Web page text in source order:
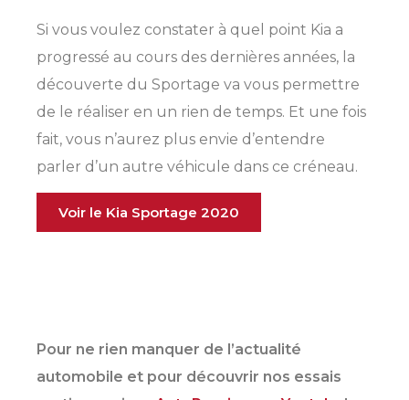
Si vous voulez constater à quel point Kia a
progressé au cours des dernières années, la
découverte du Sportage va vous permettre
de le réaliser en un rien de temps. Et une fois
fait, vous n’aurez plus envie d’entendre
parler d’un autre véhicule dans ce créneau.
Voir le Kia Sportage 2020
Pour ne rien manquer de l’actualité
automobile et pour découvrir nos essais
TÉLÉPHONEZ
CONFIGUREZ CE
VÉHICULE
Choisissez votre
concessionnaire pour
voir tous les détails.
Granby
UNE PROMOTION
VOUS ATTEND!
Choisissez votre
concessionnaire pour
voir tous les détails.
Granby
SHERBROOKE SHERBROOKE